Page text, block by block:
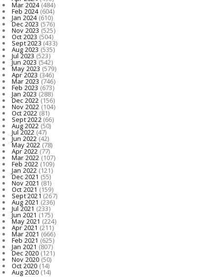
Mar 2024(484)
Feb 2024(604)
Jan 2024(610)
Dec 2023(576)
Nov 2023 (525)
Oct 2023 (504)
Sept 2023 (433)
Aug 2023 (535)
Jul 2023 (523)
Jun 2023(542)
May 2023(579)
Apr 2023 (346)
Mar 2023 (746)
Feb 2023 (673)
Jan 2023 (288)
Dec 2022(156)
Nov 2022 (104)
Oct 2022 (81)
Sept 2022(66)
Aug 2022 (50)
Jul 2022 (47)
Jun 2022(42)
May 2022(78)
Apr 2022 (77)
Mar 2022(107)
Feb 2022 (109)
Jan 2022 (121)
Dec 2021 (55)
Nov 2021 (81)
Oct 2021 (159)
Sept 2021 (267)
Aug 2021 (236)
Jul 2021 (233)
Jun 2021(175)
May 2021(224)
Apr 2021 (211)
Mar 2021 (666)
Feb 2021 (625)
Jan 2021 (807)
Dec 2020(121)
Nov 2020 (50)
Oct 2020 (14)
Aug 2020(14)